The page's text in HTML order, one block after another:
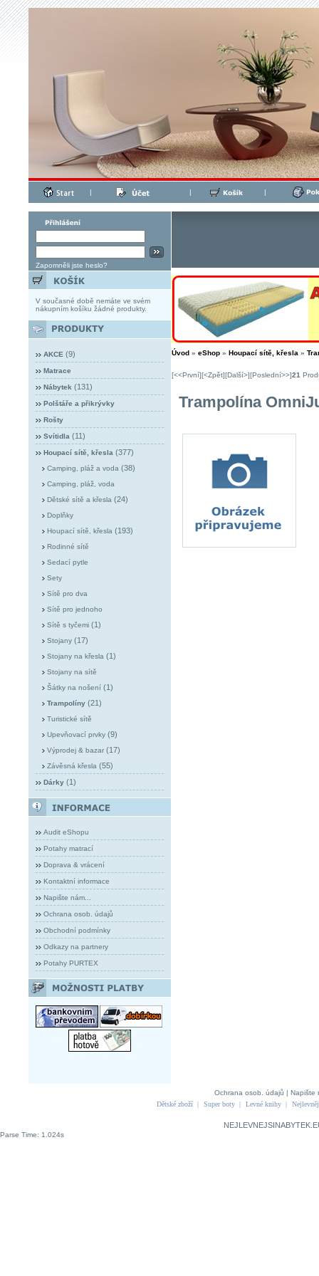
| | |
Zapomněli jste heslo?
V současné době nemáte ve svém
nákupním košíku žádné produkty.
AKCE (9)
Matrace
Nábytek (131)
Polštáře a přikrývky
Rošty
Svítidla (11)
Houpací sítě, křesla (377)
Camping, pláž a voda (38)
Camping, pláž, voda
Dětské sítě a křesla (24)
Doplňky
Houpací sítě, křesla (193)
Rodinné sítě
Sedací pytle
Sety
Sítě pro dva
Sítě pro jednoho
Sítě s tyčemi(1)
Stojany(17)
Stojany na křesla (1)
Stojany na sítě
Šátky na nošení(1)
Trampolíny(21)
Turistické sítě
Upevňovací prvky(9)
Výprodej & bazar(17)
Závěsná křesla (55)
Dárky(1)
Audit eShopu
Potahy matrací
Doprava & vrácení
Kontaktní informace
Napište nám...
Ochrana osob. údajů
Obchodní podmínky
Odkazy na partnery
Potahy PURTEX
Úvod» eShop» Houpací sítě, křesla»
[<<První][<Zpět][Další>][Poslední>>]21
Trampolína
Ochrana osob. údajů | Napište
Dětské zboží | Super boty | Levné knihy |
Parse Time: 1.024s